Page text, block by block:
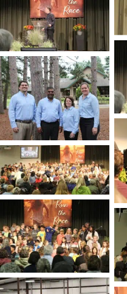
Richie Halversen
WI Conference
Treasury Staff
Primary Division
singing in Pioneer
Pavilion
Primary Division
singing in Pioneer
Pavilion